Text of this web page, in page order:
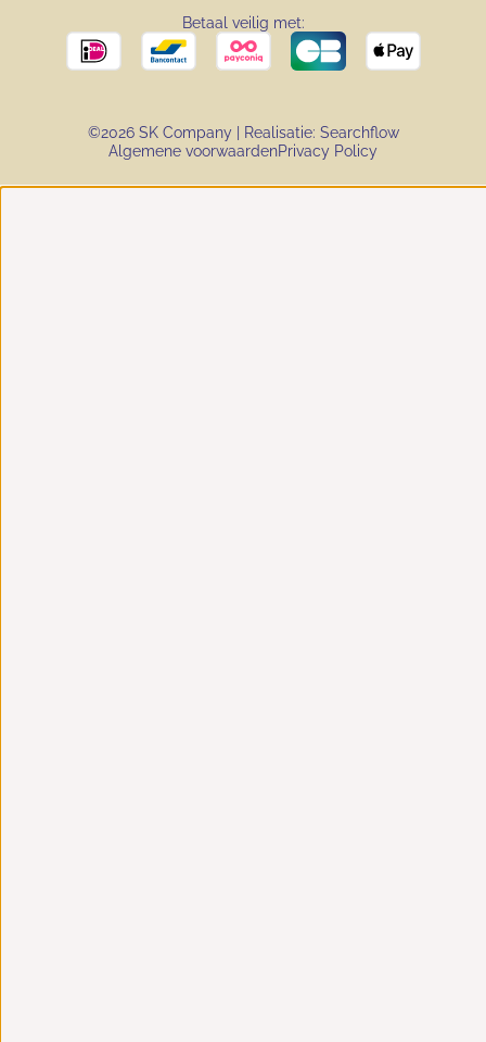
Betaal veilig met:
©2026 SK Company | Realisatie: Searchflow
Algemene voorwaardenPrivacy Policy